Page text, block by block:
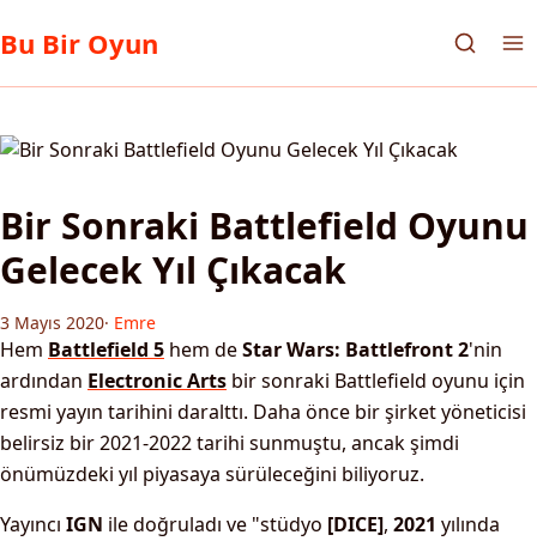
Bu Bir Oyun
Bir Sonraki Battlefield Oyunu
Gelecek Yıl Çıkacak
3 Mayıs 2020· Emre
Hem Battlefield 5 hem deStar Wars: Battlefront 2'nin
ardından Electronic Arts bir sonraki Battlefield oyunu için
resmi yayın tarihini daralttı. Daha önce bir şirket yöneticisi
belirsiz bir 2021-2022 tarihi sunmuştu, ancak şimdi
önümüzdeki yıl piyasaya sürüleceğini biliyoruz.
Yayıncı IGN ile doğruladı ve "stüdyo [DICE], 2021 yılında